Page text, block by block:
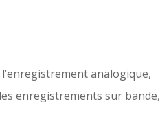
analogique,
enregistrements sur bande,